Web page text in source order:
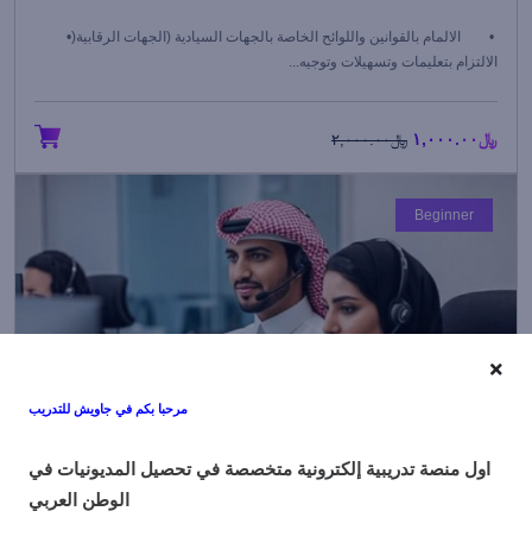
• الالمام بالقوانين واللوائح الخاصة بالجهات السيادية (الجهات الرقابية(•
الالتزام بتعليمات وتسهيلات وتوجيه...
﷼١,٠٠٠.٠٠ ﷼٢,٠٠٠.٠٠
Beginner
٩١ الطلاب
مرحبا بكم في جاويش للتدريب
اول منصة تدريبية إلكترونية متخصصة في تحصيل المديونيات في
الوطن العربي